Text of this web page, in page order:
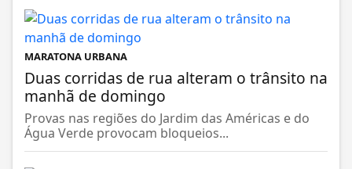
MARATONA URBANA
Duas corridas de rua alteram o trânsito na
manhã de domingo
Provas nas regiões do Jardim das Américas e do
Água Verde provocam bloqueios...